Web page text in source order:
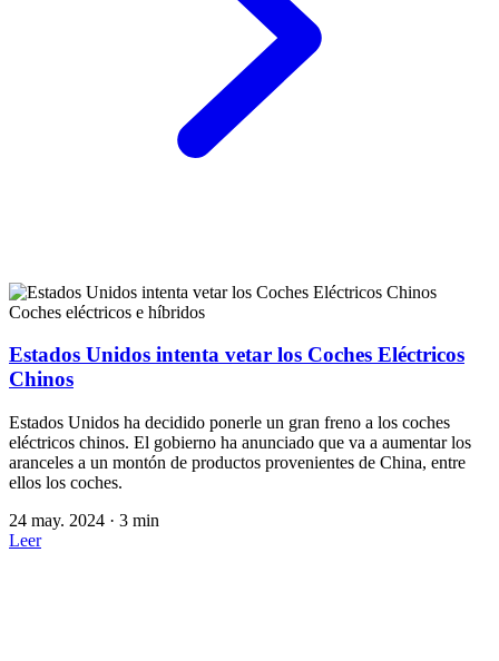
Coches eléctricos e híbridos
Estados Unidos intenta vetar los Coches Eléctricos
Chinos
Estados Unidos ha decidido ponerle un gran freno a los coches
eléctricos chinos. El gobierno ha anunciado que va a aumentar los
aranceles a un montón de productos provenientes de China, entre
ellos los coches.
24 may. 2024 · 3 min
Leer